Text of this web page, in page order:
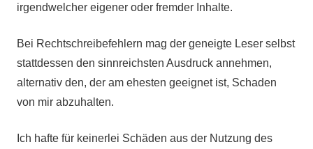
irgendwelcher eigener oder fremder Inhalte.
Bei Rechtschreibefehlern mag der geneigte Leser selbst
stattdessen den sinnreichsten Ausdruck annehmen,
alternativ den, der am ehesten geeignet ist, Schaden
von mir abzuhalten.
Ich hafte für keinerlei Schäden aus der Nutzung des